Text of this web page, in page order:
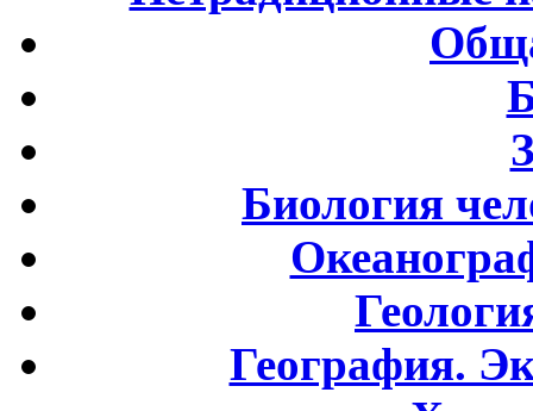
Биология
География.